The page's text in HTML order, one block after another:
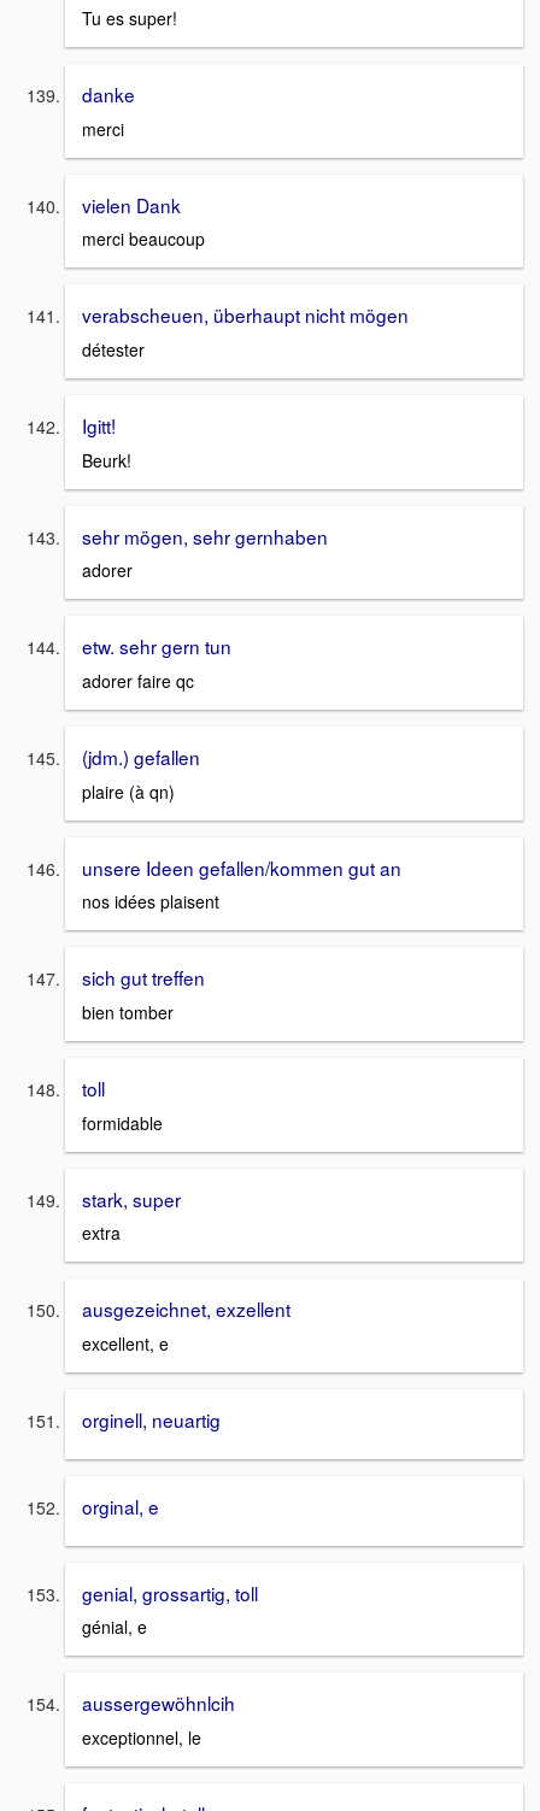
Tu es super!
danke
merci
vielen Dank
merci beaucoup
verabscheuen, überhaupt nicht mögen
détester
Igitt!
Beurk!
sehr mögen, sehr gernhaben
adorer
etw. sehr gern tun
adorer faire qc
(jdm.) gefallen
plaire (à qn)
unsere Ideen gefallen/kommen gut an
nos idées plaisent
sich gut treffen
bien tomber
toll
formidable
stark, super
extra
ausgezeichnet, exzellent
excellent, e
orginell, neuartig
orginal, e
genial, grossartig, toll
génial, e
aussergewöhnlcih
exceptionnel, le